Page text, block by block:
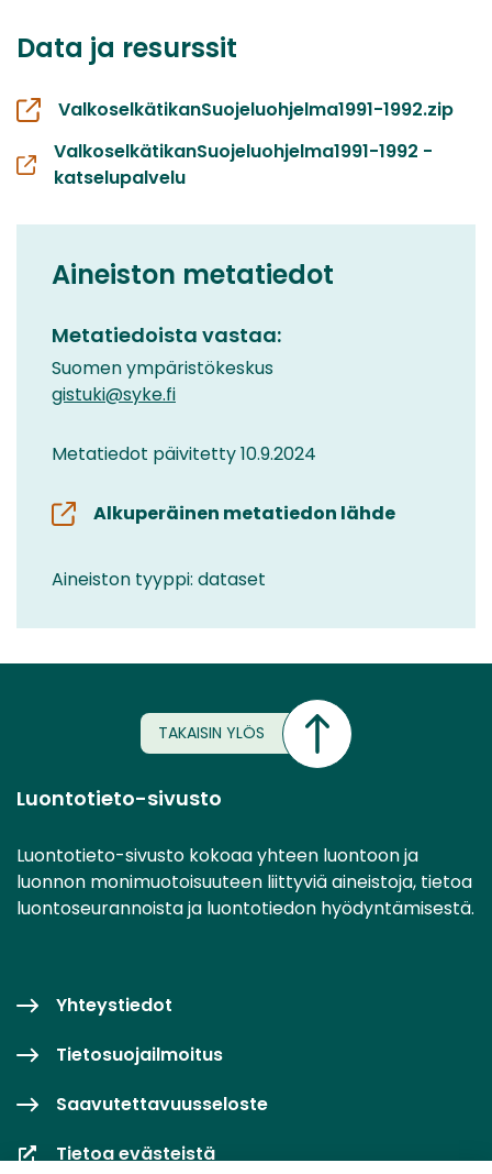
Data ja resurssit
ValkoselkätikanSuojeluohjelma1991-1992.zip
ValkoselkätikanSuojeluohjelma1991-1992 -
katselupalvelu
Aineiston metatiedot
Metatiedoista vastaa:
Suomen ympäristökeskus
gistuki@syke.fi
Metatiedot päivitetty 10.9.2024
Alkuperäinen metatiedon lähde
Aineiston tyyppi: dataset
TAKAISIN YLÖS
Luontotieto-sivusto
Luontotieto-sivusto kokoaa yhteen luontoon ja
luonnon monimuotoisuuteen liittyviä aineistoja, tietoa
luontoseurannoista ja luontotiedon hyödyntämisestä.
Yhteystiedot
Tietosuojailmoitus
Saavutettavuusseloste
Tietoa evästeistä